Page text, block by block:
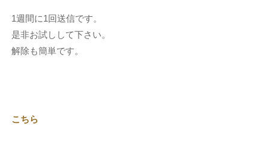
1週間に1回送信です。
是非お試しして下さい。
解除も簡単です。
こちら